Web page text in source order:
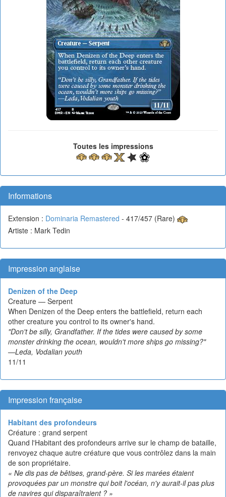
Toutes les impressions
Informations
Extension : Dominaria Remastered - 417/457 (Rare)
Artiste : Mark Tedin
Impression anglaise
Denizen of the Deep
Creature — Serpent
When Denizen of the Deep enters the battlefield, return each
other creature you control to its owner's hand.
"Don't be silly, Grandfather. If the tides were caused by some
monster drinking the ocean, wouldn't more ships go missing?"
—Leda, Vodalian youth
11/11
Impression française
Habitant des profondeurs
Créature : grand serpent
Quand l'Habitant des profondeurs arrive sur le champ de bataille,
renvoyez chaque autre créature que vous contrôlez dans la main
de son propriétaire.
« Ne dis pas de bêtises, grand-père. Si les marées étaient
provoquées par un monstre qui boit l'océan, n'y aurait-il pas plus
de navires qui disparaîtraient ? »